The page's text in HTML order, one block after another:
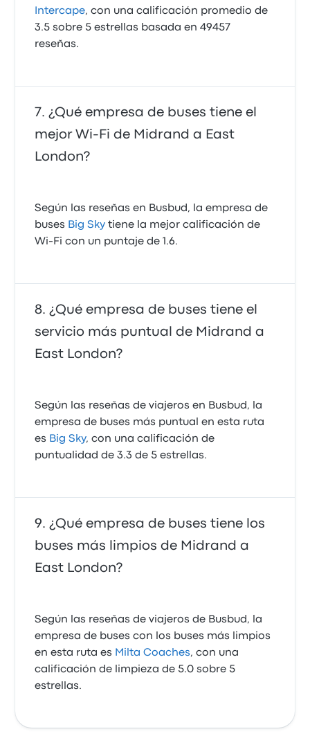
Intercape, con una calificación promedio de
3.5 sobre 5 estrellas basada en 49457
reseñas.
¿Qué empresa de buses tiene el
mejor Wi-Fi de Midrand a East
London?
Según las reseñas en Busbud, la empresa de
buses Big Sky tiene la mejor calificación de
Wi‑Fi con un puntaje de 1.6.
¿Qué empresa de buses tiene el
servicio más puntual de Midrand a
East London?
Según las reseñas de viajeros en Busbud, la
empresa de buses más puntual en esta ruta
es Big Sky, con una calificación de
puntualidad de 3.3 de 5 estrellas.
¿Qué empresa de buses tiene los
buses más limpios de Midrand a
East London?
Según las reseñas de viajeros de Busbud, la
empresa de buses con los buses más limpios
en esta ruta es Milta Coaches, con una
calificación de limpieza de 5.0 sobre 5
estrellas.